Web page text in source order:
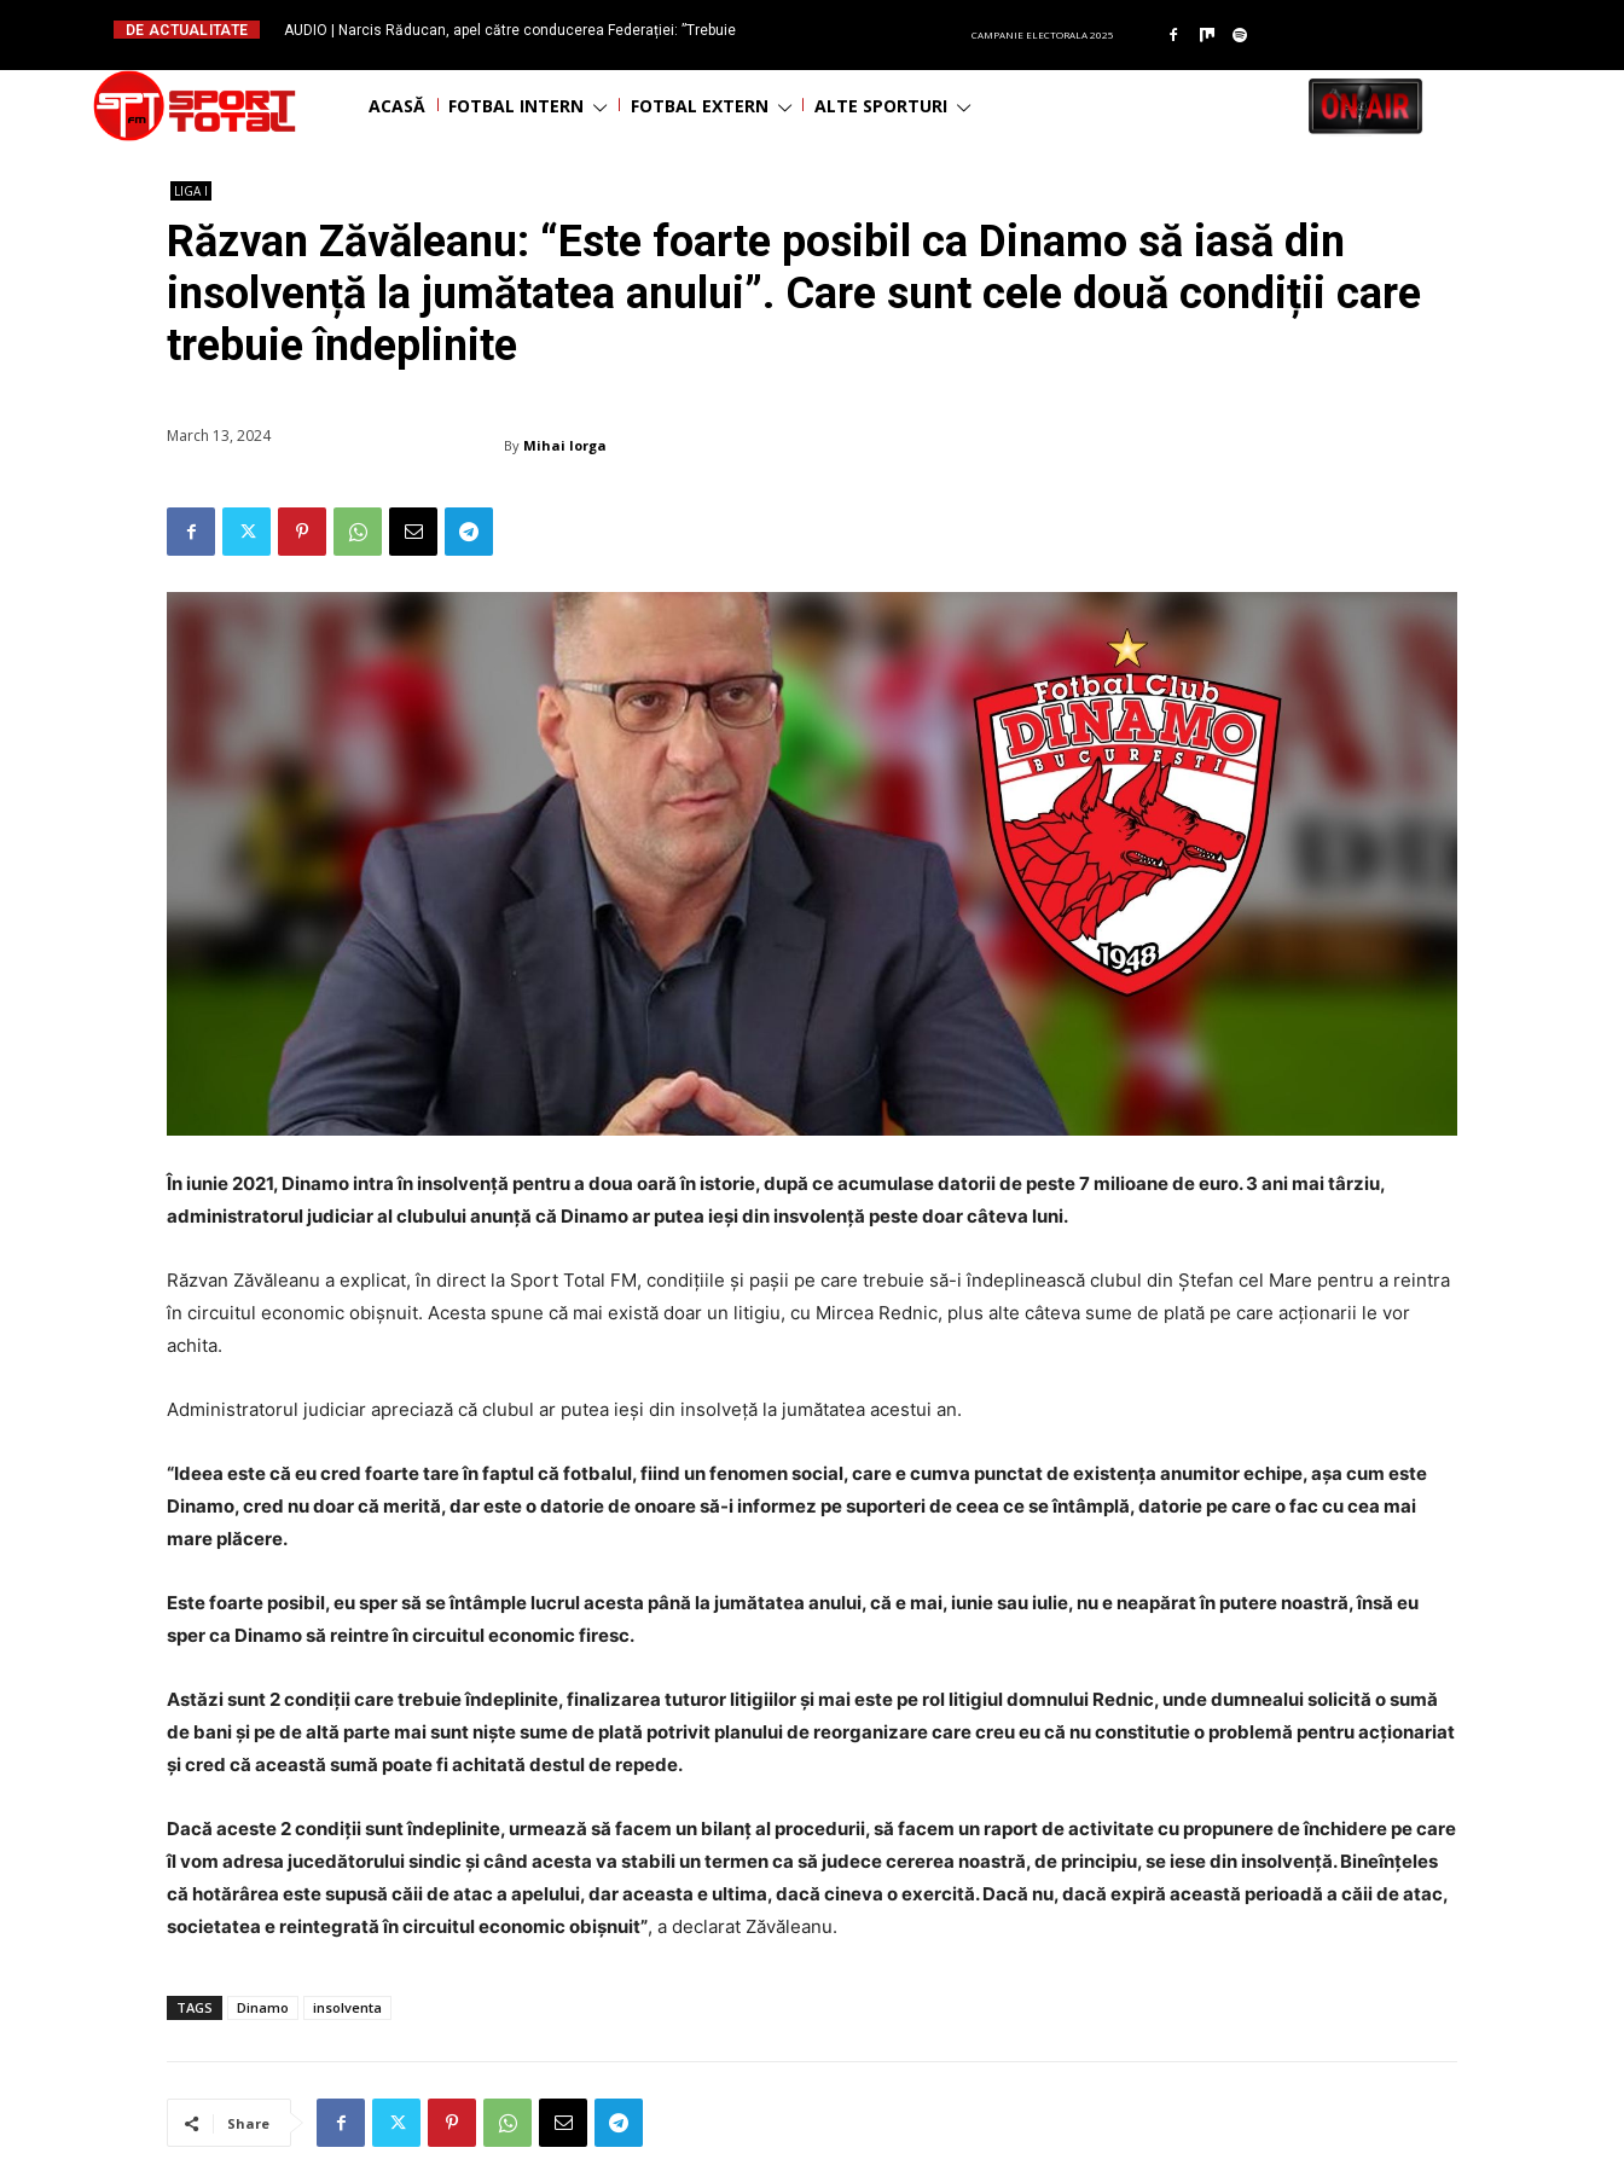
DE ACTUALITATE
AUDIO | Narcis Răducan, apel către conducerea Federației: ”Trebuie
CAMPANIE ELECTORALA 2025
ACASĂ FOTBAL INTERN FOTBAL EXTERN ALTE SPORTURI
LIGA I
Răzvan Zăvăleanu: “Este foarte posibil ca Dinamo să iasă din
insolvență la jumătatea anului”. Care sunt cele două condiții care
trebuie îndeplinite
March 13, 2024 By Mihai Iorga
În iunie 2021, Dinamo intra în insolvență pentru a doua oară în istorie, după ce acumulase datorii de peste 7 milioane de euro. 3 ani mai târziu,
administratorul judiciar al clubului anunță că Dinamo ar putea ieși din insvolență peste doar câteva luni.
Răzvan Zăvăleanu a explicat, în direct la Sport Total FM, condițiile și pașii pe care trebuie să-i îndeplinească clubul din Ștefan cel Mare pentru a reintra
în circuitul economic obișnuit. Acesta spune că mai există doar un litigiu, cu Mircea Rednic, plus alte câteva sume de plată pe care acționarii le vor
achita.
Administratorul judiciar apreciază că clubul ar putea ieși din insolveță la jumătatea acestui an.
“Ideea este că eu cred foarte tare în faptul că fotbalul, fiind un fenomen social, care e cumva punctat de existența anumitor echipe, așa cum este
Dinamo, cred nu doar că merită, dar este o datorie de onoare să-i informez pe suporteri de ceea ce se întâmplă, datorie pe care o fac cu cea mai
mare plăcere.
Este foarte posibil, eu sper să se întâmple lucrul acesta până la jumătatea anului, că e mai, iunie sau iulie, nu e neapărat în putere noastră, însă eu
sper ca Dinamo să reintre în circuitul economic firesc.
Astăzi sunt 2 condiții care trebuie îndeplinite, finalizarea tuturor litigiilor și mai este pe rol litigiul domnului Rednic, unde dumnealui solicită o sumă
de bani și pe de altă parte mai sunt niște sume de plată potrivit planului de reorganizare care creu eu că nu constitutie o problemă pentru acționariat
și cred că această sumă poate fi achitată destul de repede.
Dacă aceste 2 condiții sunt îndeplinite, urmează să facem un bilanț al procedurii, să facem un raport de activitate cu propunere de închidere pe care
îl vom adresa jucedătorului sindic și când acesta va stabili un termen ca să judece cererea noastră, de principiu, se iese din insolvență. Bineînțeles
că hotărârea este supusă căii de atac a apelului, dar aceasta e ultima, dacă cineva o exercită. Dacă nu, dacă expiră această perioadă a căii de atac,
societatea e reintegrată în circuitul economic obișnuit”, a declarat Zăvăleanu.
TAGS Dinamo insolventa
Share